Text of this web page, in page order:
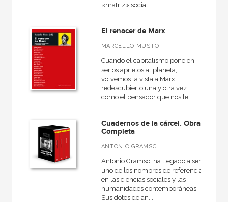
Akadémica
Anverso
Arte contemporáneo
Arte y estética
Básica de Bolsillo  Adorno. Obra completa
Básica de Bolsillo  Serie Cien palabras
Básica de Bolsillo  Serie Clásicos de la lengua española
«matriz» social,...
El renacer de Marx
MARCELLO MUSTO
Cuando el capitalismo pone en
serios aprietos al planeta,
volvemos la vista a Marx,
redescubierto una y otra vez
como el pensador que nos le...
Cuadernos de la cárcel. Obra
Completa
ANTONIO GRAMSCI
Antonio Gramsci ha llegado a ser
uno de los nombres de referencia
en las ciencias sociales y las
humanidades contemporáneas.
Sus dotes de an...